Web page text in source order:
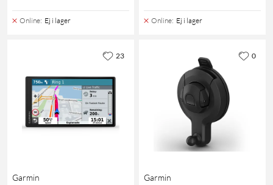
Online: Ej i lager Online: Ej i lager
Garmin
23
Garmin
0